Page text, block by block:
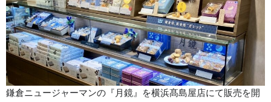
鎌倉ニュージャーマンの『月鏡』を横浜髙島屋店にて販売を開